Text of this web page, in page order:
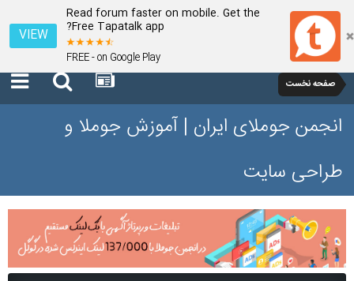
Read forum faster on mobile. Get the
Free Tapatalk app?
FREE - on Google Play
VIEW
صفحه نخست
انجمن جوملای ایران | آموزش جوملا و
طراحی سایت